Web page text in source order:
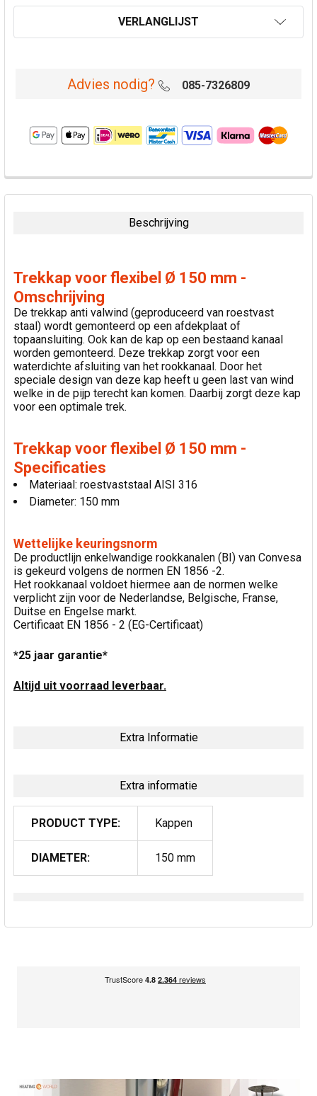
VERLANGLIJST
Advies nodig? 085-7326809
VAAK
SAMEN
VOEG
GESELECTEERDE
TOE AAN
WINKELWAGEN
Beschrijving
Trekkap voor flexibel Ø 150 mm -
Omschrijving
De trekkap anti valwind (geproduceerd van roestvast
staal) wordt gemonteerd op een afdekplaat of
topaansluiting. Ook kan de kap op een bestaand kanaal
worden gemonteerd. Deze trekkap zorgt voor een
waterdichte afsluiting van het rookkanaal. Door het
speciale design van deze kap heeft u geen last van wind
welke in de pijp terecht kan komen. Daarbij zorgt deze kap
voor een optimale trek.
Trekkap voor flexibel Ø 150 mm -
Specificaties
Materiaal: roestvaststaal AISI 316
Diameter: 150 mm
Wettelijke keuringsnorm
De productlijn enkelwandige rookkanalen (BI) van Convesa
is gekeurd volgens de normen EN 1856 -2.
Het rookkanaal voldoet hiermee aan de normen welke
verplicht zijn voor de Nederlandse, Belgische, Franse,
Duitse en Engelse markt.
Certificaat EN 1856 - 2 (EG-Certificaat)
*25 jaar garantie*
Altijd uit voorraad leverbaar.
Extra Informatie
Extra informatie
PRODUCT TYPE: Kappen
DIAMETER: 150 mm